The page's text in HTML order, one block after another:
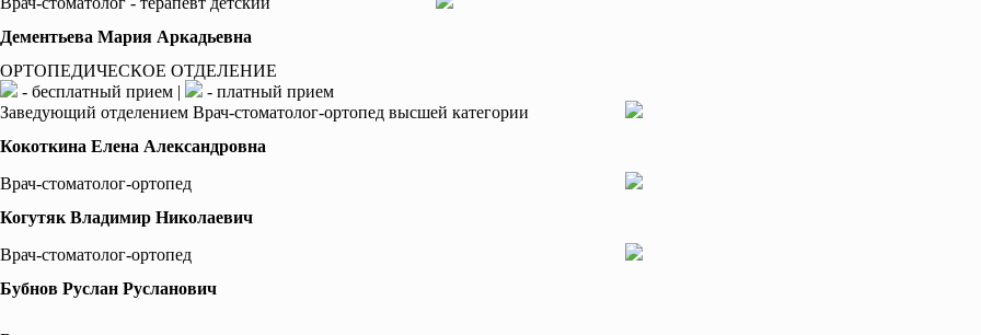
Дементьева Мария Аркадьевна
ОРТОПЕДИЧЕСКОЕ ОТДЕЛЕНИЕ
- бесплатный прием |
- платный прием
Заведующий отделением Врач-стоматолог-ортопед высшей категории
Кокоткина Елена Александровна
Врач-стоматолог-ортопед
Когутяк Владимир Николаевич
Врач-стоматолог-ортопед
Бубнов Руслан Русланович